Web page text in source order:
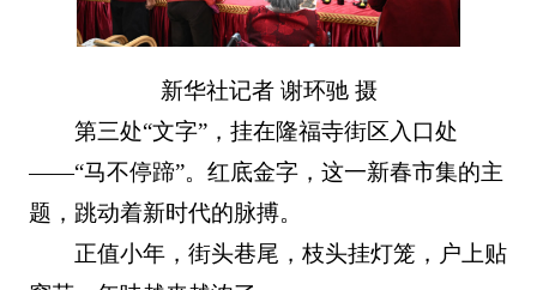
新华社记者 谢环驰 摄
第三处“文字”，挂在隆福寺街区入口处
——“马不停蹄”。红底金字，这一新春市集的主
题，跳动着新时代的脉搏。
正值小年，街头巷尾，枝头挂灯笼，户上贴